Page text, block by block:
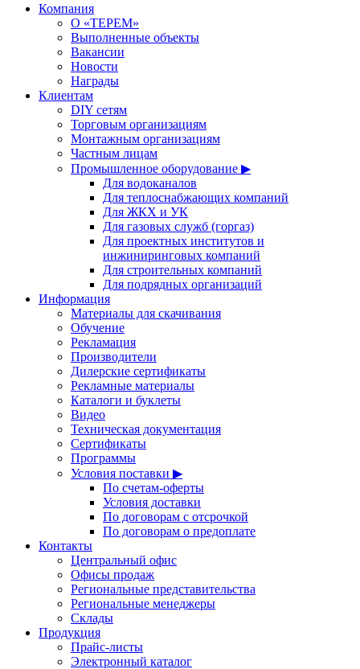
Компания
О «ТЕРЕМ»
Выполненные объекты
Вакансии
Новости
Награды
Клиентам
DIY сетям
Торговым организациям
Монтажным организациям
Частным лицам
Промышленное оборудование ▶
Для водоканалов
Для теплоснабжающих компаний
Для ЖКХ и УК
Для газовых служб (горгаз)
Для проектных институтов и
инжиниринговых компаний
Для строительных компаний
Для подрядных организаций
Информация
Материалы для скачивания
Обучение
Рекламация
Производители
Дилерские сертификаты
Рекламные материалы
Каталоги и буклеты
Видео
Техническая документация
Сертификаты
Программы
Условия поставки ▶
По счетам-оферты
Условия доставки
По договорам с отсрочкой
По договорам о предоплате
Контакты
Центральный офис
Офисы продаж
Региональные представительства
Региональные менеджеры
Склады
Продукция
Прайс-листы
Электронный каталог